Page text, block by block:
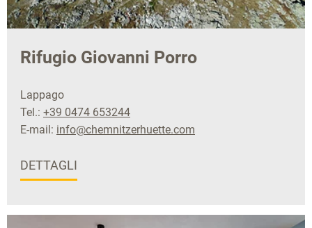
Rifugio Giovanni Porro
Lappago
Tel.: +39 0474 653244
E-mail: info@chemnitzerhuette.com
DETTAGLI